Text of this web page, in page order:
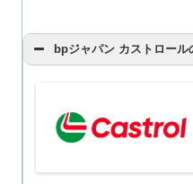
bpジャパン カストロール